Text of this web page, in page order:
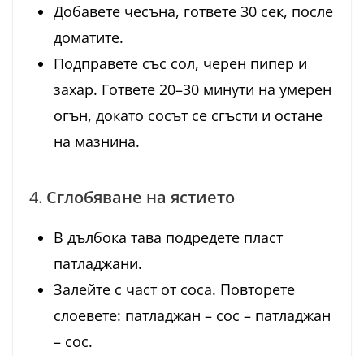
Добавете чесъна, гответе 30 сек, после
доматите.
Подправете със сол, черен пипер и
захар. Гответе 20–30 минути на умерен
огън, докато сосът се сгъсти и остане
на мазнина.
4. Сглобяване на ястието
В дълбока тава подредете пласт
патладжани.
Залейте с част от соса. Повторете
слоевете: патладжан – сос – патладжан
– сос.